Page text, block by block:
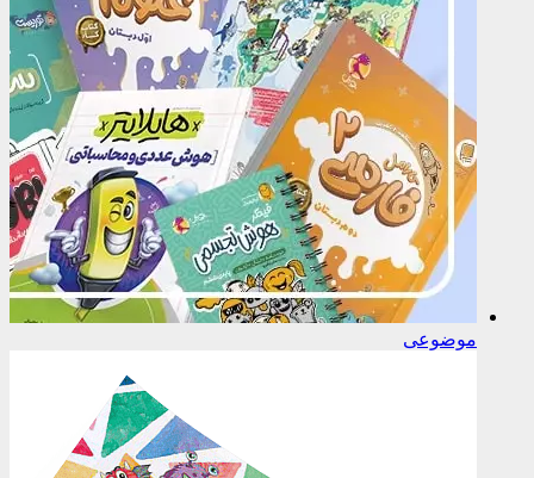
موضوعی